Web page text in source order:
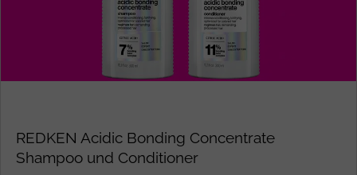
REDKEN Acidic Bonding Concentrate
Shampoo und Conditioner